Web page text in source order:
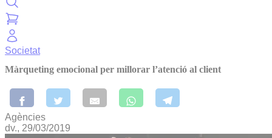
Societat
Màrqueting emocional per millorar l’atenció al client
Agències
dv., 29/03/2019